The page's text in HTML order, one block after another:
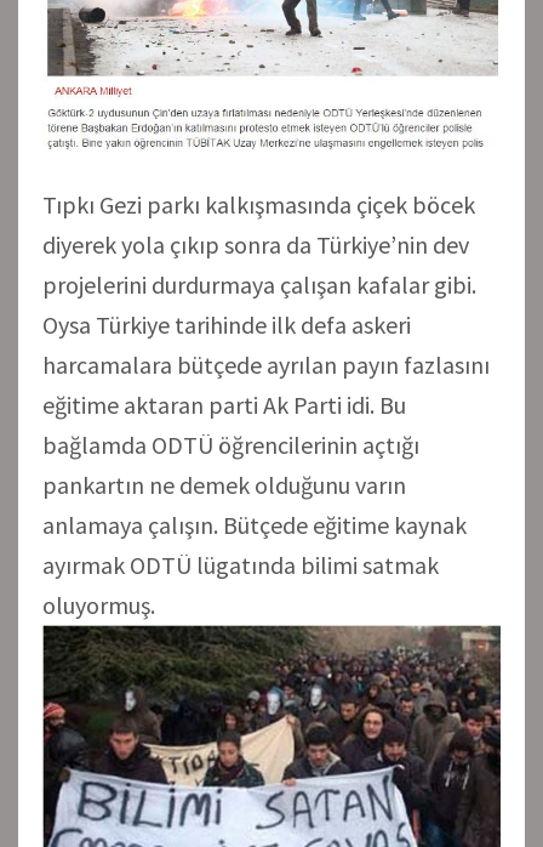
Tıpkı Gezi parkı kalkışmasında çiçek böcek
diyerek yola çıkıp sonra da Türkiye’nin dev
projelerini durdurmaya çalışan kafalar gibi.
Oysa Türkiye tarihinde ilk defa askeri
harcamalara bütçede ayrılan payın fazlasını
eğitime aktaran parti Ak Parti idi. Bu
bağlamda ODTÜ öğrencilerinin açtığı
pankartın ne demek olduğunu varın
anlamaya çalışın. Bütçede eğitime kaynak
ayırmak ODTÜ lügatında bilimi satmak
oluyormuş.